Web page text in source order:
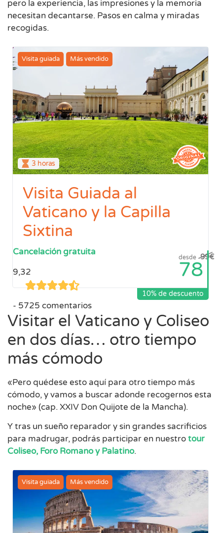
pero la experiencia, las impresiones y la memoria
necesitan decantarse. Pasos en calma y miradas
recogidas.
Visita guiada Más vendido
3 horas
Visita Guiada al
Vaticano y la Capilla
Sixtina
9,32
5725 comentarios
desde 99€
78
10% de descuento
Cancelación gratuita
Visitar el Vaticano y Coliseo
en dos días… otro tiempo
más cómodo
«Pero quédese esto aquí para otro tiempo más
cómodo, y vamos a buscar adonde recogernos esta
noche» (cap. XXIV Don Quijote de la Mancha).
Y tras un sueño reparador y sin grandes sacrificios
para madrugar, podrás participar en nuestrotour
Coliseo, Foro Romano y Palatino.
Visita guiada Más vendido